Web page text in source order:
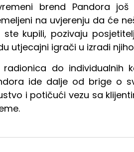
brend Pandora
na uvjerenju da će
ste kupili, pozivaju
utjecajni igrači u izradi
radionica do individualnih
ide dalje od brige o
i potičući vezu sa